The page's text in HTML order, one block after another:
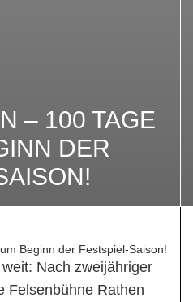
– 100 TAGE
DER
Beginn der Festspiel-Saison!
Nach zweijähriger
Felsenbühne Rathen